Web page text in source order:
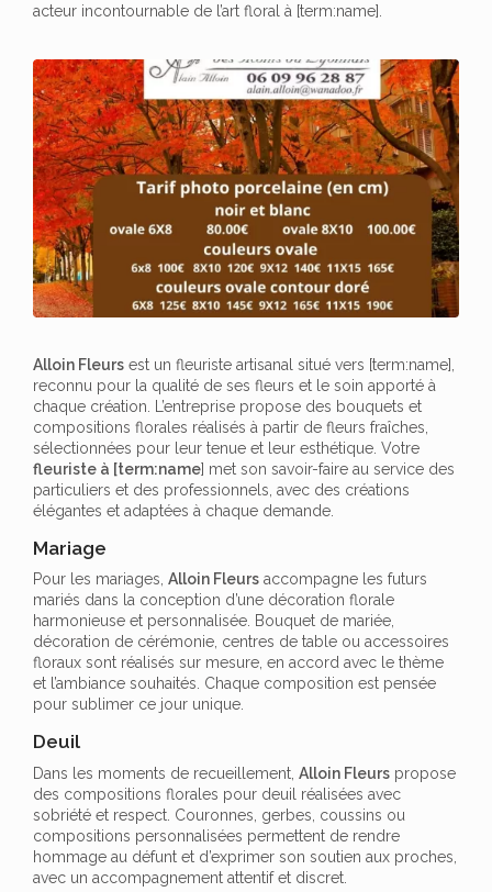
acteur incontournable de l’art floral à [term:name].
Alloin Fleurs est un fleuriste artisanal situé vers [term:name],
reconnu pour la qualité de ses fleurs et le soin apporté à
chaque création. L’entreprise propose des bouquets et
compositions florales réalisés à partir de fleurs fraîches,
sélectionnées pour leur tenue et leur esthétique. Votre
fleuriste à [term:name] met son savoir-faire au service des
particuliers et des professionnels, avec des créations
élégantes et adaptées à chaque demande.
Mariage
Pour les mariages, Alloin Fleurs accompagne les futurs
mariés dans la conception d’une décoration florale
harmonieuse et personnalisée. Bouquet de mariée,
décoration de cérémonie, centres de table ou accessoires
floraux sont réalisés sur mesure, en accord avec le thème
et l’ambiance souhaités. Chaque composition est pensée
pour sublimer ce jour unique.
Deuil
Dans les moments de recueillement, Alloin Fleurs propose
des compositions florales pour deuil réalisées avec
sobriété et respect. Couronnes, gerbes, coussins ou
compositions personnalisées permettent de rendre
hommage au défunt et d’exprimer son soutien aux proches,
avec un accompagnement attentif et discret.